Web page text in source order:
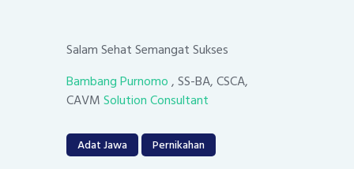
Salam Sehat Semangat Sukses
Bambang Purnomo, SS-BA, CSCA,
CAVMSolution Consultant
Adat Jawa Pernikahan